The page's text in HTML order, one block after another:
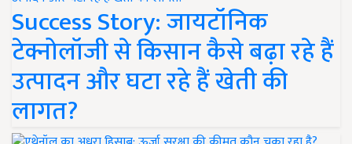
Success Story: जायटॉनिक
टेक्नोलॉजी से किसान कैसे बढ़ा रहे हैं
उत्पादन और घटा रहे हैं खेती की
लागत?